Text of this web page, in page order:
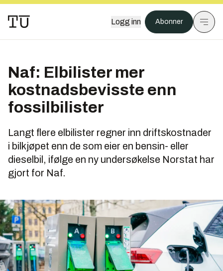
Logg inn Abonner
Naf: Elbilister mer
kostnadsbevisste enn
fossilbilister
Langt flere elbilister regner inn driftskostnader
i bilkjøpet enn de som eier en bensin- eller
dieselbil, ifølge en ny undersøkelse Norstat har
gjort for Naf.